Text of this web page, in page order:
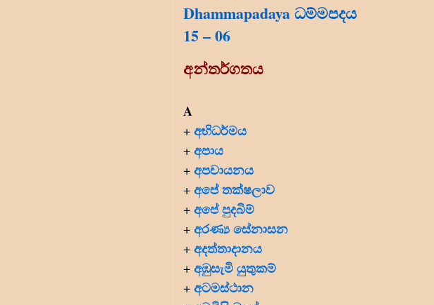
Dhammapadaya ධම්මපදය
15 – 06
අන්තර්ගතය
A
+ අභිධර්මය
+ අපාය
+ අපචායනය
+ අපේ තක්ෂලාව
+ අපේ පුදබිම්
+ අරණ්‍ය සේනාසන
+ අදත්තාදානය
+ අඹුසැමි යුතුකම්
+ අටමස්ථාන